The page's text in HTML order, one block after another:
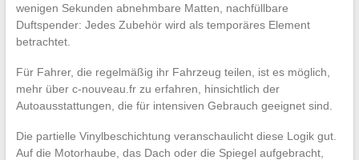
wenigen Sekunden abnehmbare Matten, nachfüllbare
Duftspender: Jedes Zubehör wird als temporäres Element
betrachtet.
Für Fahrer, die regelmäßig ihr Fahrzeug teilen, ist es möglich,
mehr über c-nouveau.fr zu erfahren, hinsichtlich der
Autoausstattungen, die für intensiven Gebrauch geeignet sind.
Die partielle Vinylbeschichtung veranschaulicht diese Logik gut.
Auf die Motorhaube, das Dach oder die Spiegel aufgebracht,